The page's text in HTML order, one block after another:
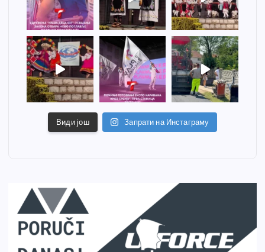
Види још Запрати на Инстаграму